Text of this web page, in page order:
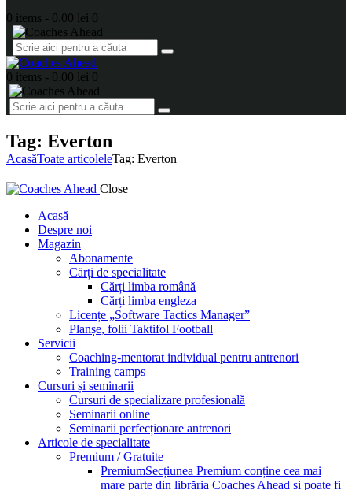
0 items - 0.00 lei 0
0 items - 0.00 lei 0
Tag: Everton
AcasăToate articoleleTag: Everton
Close
Acasă
Despre noi
Magazin
Abonamente
Cărți de specialitate
Cărți limba română
Cărți limba engleza
Licențe „Software Tactics Manager”
Planșe, folii Taktifol Football
Servicii
Coaching-mentorat individual pentru antrenori
Training camps
Cursuri și seminarii
Cursuri de specializare profesională
Seminarii online
Seminarii perfecționare antrenori
Articole de specialitate
Premium / Gratuite
PremiumSecțiunea Premium conține cea mai
mare parte din librăria Coaches Ahead și poate fi